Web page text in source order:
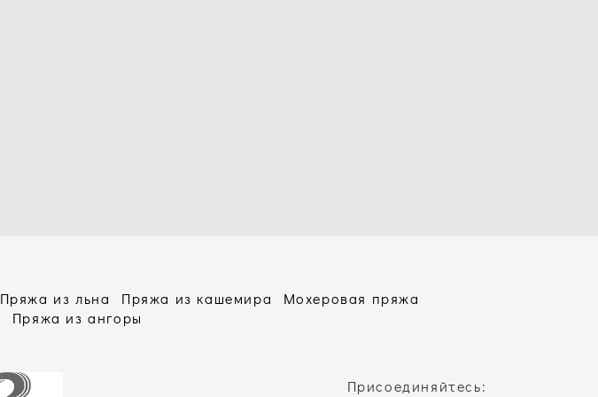
Пряжа из льна Пряжа из кашемира
Мохеровая пряжа
Пряжа из ангоры
Присоединяйтесь: